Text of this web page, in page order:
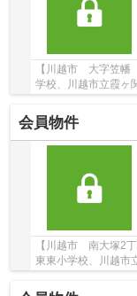
【川越市 大字笠
学校、川越市立霞ヶ
戸建♪笠幡駅徒歩18
会員物件
【川越市 南大塚2
東東小学校、川越市
線のマンション♪南